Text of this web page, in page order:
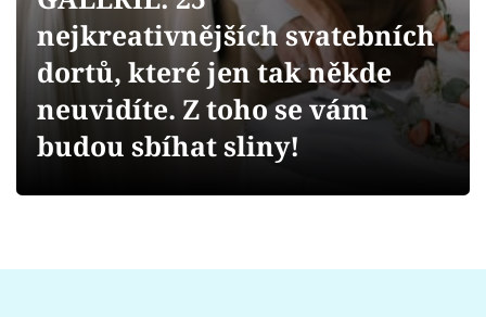
Videa
Sledujte prima+
nejkreativnějších svatebních
dortů, které jen tak někde
neuvidíte. Z toho se vám
budou sbíhat sliny!